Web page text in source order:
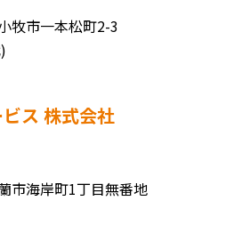
牧市一本松町2-3
ス 株式会社
市海岸町1丁目無番地